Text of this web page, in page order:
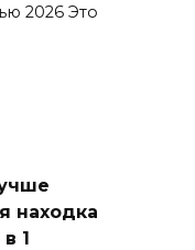
2026 Это
находка
1